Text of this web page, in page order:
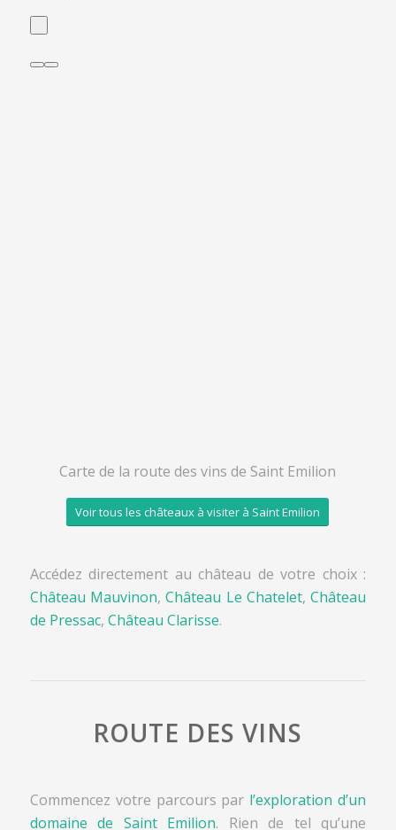
Carte de la route des vins de Saint Emilion
Voir tous les châteaux à visiter à Saint Emilion
Accédez directement au château de votre choix :
Château Mauvinon,Château Le Chatelet,Château
de Pressac, Château Clarisse.
ROUTE DES VINS
Commencez votre parcours par l’exploration d’un
domaine de Saint Emilion. Rien de tel qu’une